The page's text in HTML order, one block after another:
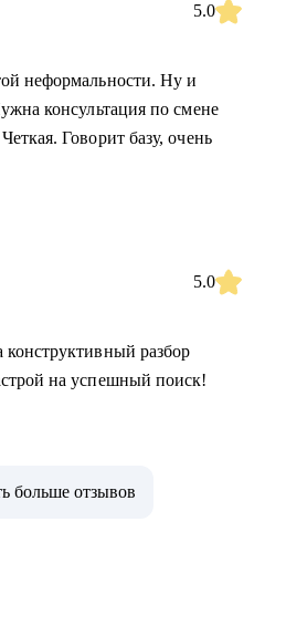
5.0
неформальности. Ну и
консультация по смене
Говорит базу, очень
5.0
конструктивный разбор
на успешный поиск!
больше отзывов